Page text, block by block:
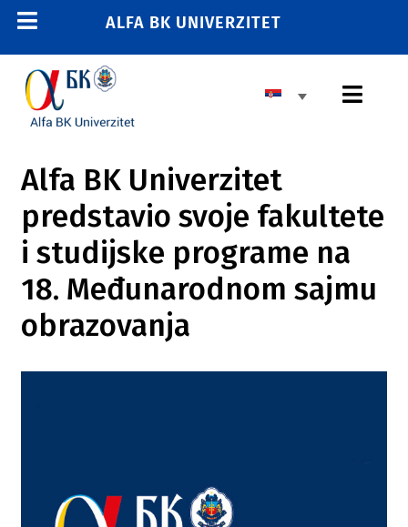
Skip
content
Toggle
Navigation
POČETNA
E-STUDENT
E-ZAPOSLENI
011 2606 380
info@alfa.edu.rs
ALFA BK UNIVERZITET
MASTER STUDIJE
DOKTORSKE STUDIJE
Alfa BK Univerzitet
predstavio svoje fakultete
i studijske programe na
18. Međunarodnom sajmu
obrazovanja